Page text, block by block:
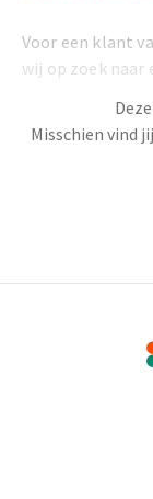
Voor een klant
wij op zoek naar
Je zal
Zodoende
Misschien vind